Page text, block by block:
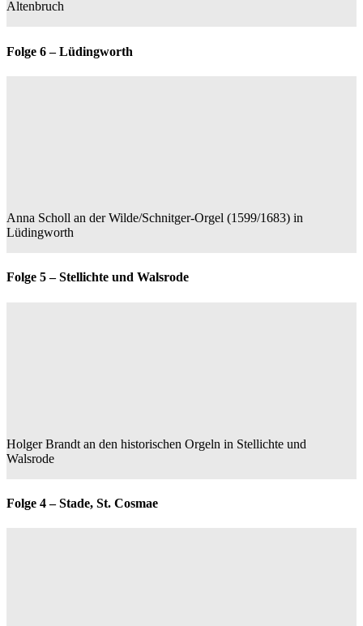
Altenbruch
Folge 6 – Lüdingworth
Anna Scholl an der Wilde/Schnitger-Orgel (1599/1683) in
Lüdingworth
Folge 5 – Stellichte und Walsrode
Holger Brandt an den historischen Orgeln in Stellichte und
Walsrode
Folge 4 – Stade, St. Cosmae